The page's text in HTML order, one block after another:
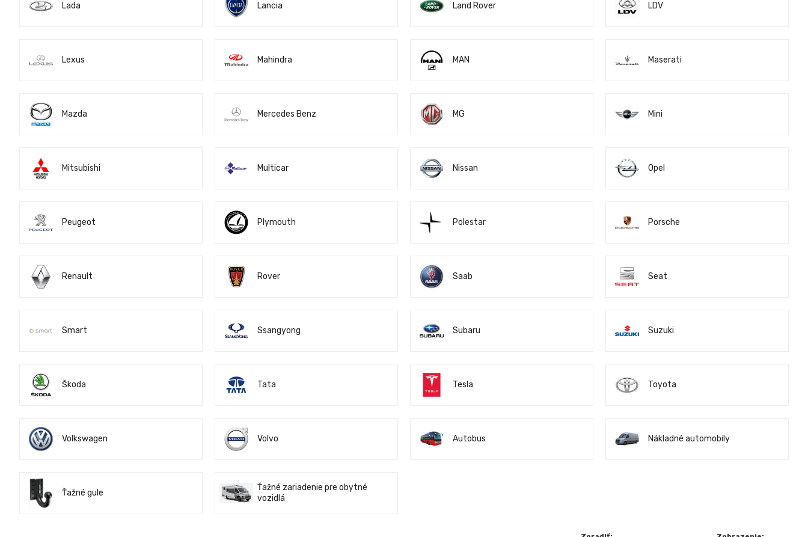
Lada Lancia Land Rover LDV
Lexus Mahindra MAN Maserati
Mazda Mercedes Benz MG Mini
Mitsubishi Multicar Nissan Opel
Peugeot Plymouth Polestar Porsche
Renault Rover Saab Seat
Smart Ssangyong Subaru Suzuki
Škoda Tata Tesla Toyota
Volkswagen Volvo Autobus Nákladné automobily
Ťažné gule
Ťažné zariadenie pre obytné
vozidlá